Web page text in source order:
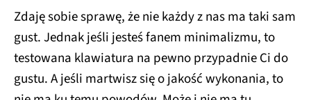
Zdaję sobie sprawę, że nie każdy z nas ma taki sam
gust. Jednak jeśli jesteś fanem minimalizmu, to
testowana klawiatura na pewno przypadnie Ci do
gustu. A jeśli martwisz się o jakość wykonania, to